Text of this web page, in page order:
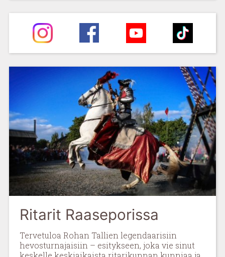
Ritarit Raaseporissa
Tervetuloa Rohan Tallien legendaarisiin
hevosturnajaisiin – esitykseen, joka vie sinut